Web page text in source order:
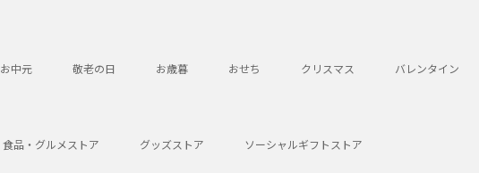
お中元 敬老の日 お歳暮 おせち クリスマス バレンタイン
食品・グルメストア グッズストア ソーシャルギフトストア